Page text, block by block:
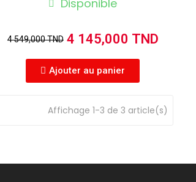
Disponible
4 549,000 TND 4 145,000 TND
Ajouter au panier
Affichage 1-3 de 3 article(s)